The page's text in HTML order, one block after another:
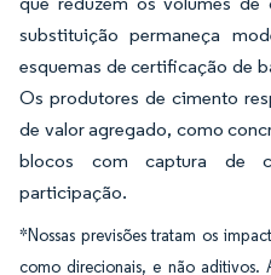
substituição permaneça
esquemas de certificação de
Os produtores de cimento
de valor agregado, como
blocos com captura de
participação.
*Nossas previsões tratam os
como direcionais, e não aditivos.